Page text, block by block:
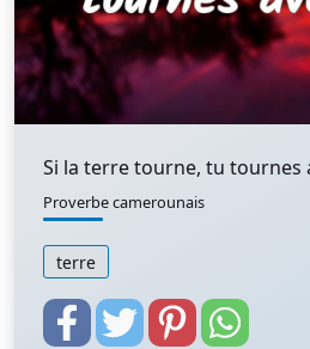
Si la terre tourne, tu tournes
Proverbe camerounais
terre